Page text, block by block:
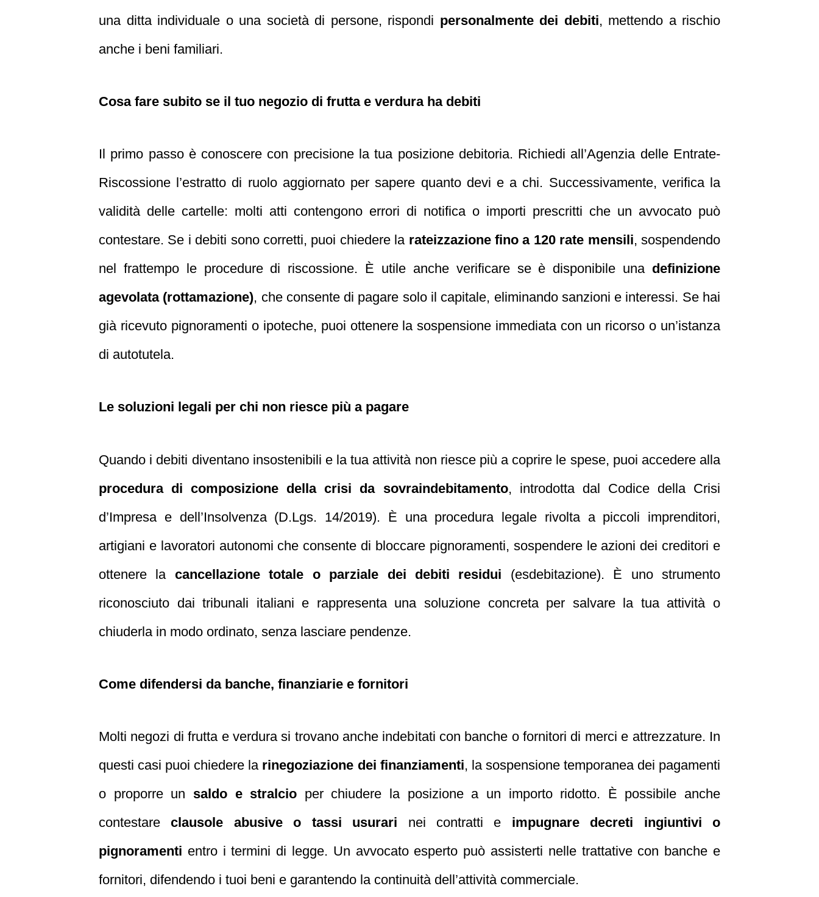
una ditta individuale o una società di persone, rispondi personalmente dei debiti, mettendo a rischio
anche i beni familiari.
Cosa fare subito se il tuo negozio di frutta e verdura ha debiti
Il primo passo è conoscere con precisione la tua posizione debitoria. Richiedi all’Agenzia delle Entrate-
Riscossione l’estratto di ruolo aggiornato per sapere quanto devi e a chi. Successivamente, verifica la
validità delle cartelle: molti atti contengono errori di notifica o importi prescritti che un avvocato può
contestare. Se i debiti sono corretti, puoi chiedere la rateizzazione fino a 120 rate mensili, sospendendo
nel frattempo le procedure di riscossione. È utile anche verificare se è disponibile una definizione
agevolata (rottamazione), che consente di pagare solo il capitale, eliminando sanzioni e interessi. Se hai
già ricevuto pignoramenti o ipoteche, puoi ottenere la sospensione immediata con un ricorso o un’istanza
di autotutela.
Le soluzioni legali per chi non riesce più a pagare
Quando i debiti diventano insostenibili e la tua attività non riesce più a coprire le spese, puoi accedere alla
procedura di composizione della crisi da sovraindebitamento, introdotta dal Codice della Crisi
d’Impresa e dell’Insolvenza (D.Lgs. 14/2019). È una procedura legale rivolta a piccoli imprenditori,
artigiani e lavoratori autonomi che consente di bloccare pignoramenti, sospendere le azioni dei creditori e
ottenere la cancellazione totale o parziale dei debiti residui (esdebitazione). È uno strumento
riconosciuto dai tribunali italiani e rappresenta una soluzione concreta per salvare la tua attività o
chiuderla in modo ordinato, senza lasciare pendenze.
Come difendersi da banche, finanziarie e fornitori
Molti negozi di frutta e verdura si trovano anche indebitati con banche o fornitori di merci e attrezzature. In
questi casi puoi chiedere la rinegoziazione dei finanziamenti, la sospensione temporanea dei pagamenti
o proporre un saldo e stralcio per chiudere la posizione a un importo ridotto. È possibile anche
contestareclausole abusive o tassi usurari nei contratti e impugnare decreti ingiuntivi o
pignoramenti entro i termini di legge. Un avvocato esperto può assisterti nelle trattative con banche e
fornitori, difendendo i tuoi beni e garantendo la continuità dell’attività commerciale.